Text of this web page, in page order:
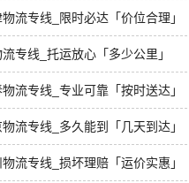
流专线_限时必达「价位合理」
专线_托运放心「多少公里」
流专线_专业可靠「按时送达」
流专线_多久能到「几天到达」
流专线_损坏理赔「运价实惠」